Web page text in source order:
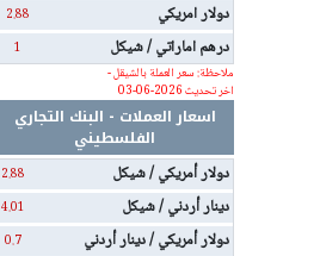
دولار امريكي 2.88
درهم اماراتي / شيكل
1
ملاحظة: سعر العملة بالشيقل -
اخر تحديث 2026-06-03
اسعار العملات - البنك التجاري
الفلسطيني
دولار أمريكي / شيكل
2.88
دينار أردني / شيكل 4.01
دولار أمريكي / دينار أردني 0.7